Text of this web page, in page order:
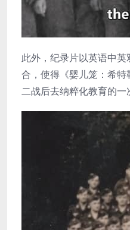
此外，纪录片以英语中
合，使得《婴儿笼：希
二战后去纳粹化教育的一